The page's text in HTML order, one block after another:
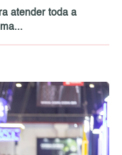
atender toda a